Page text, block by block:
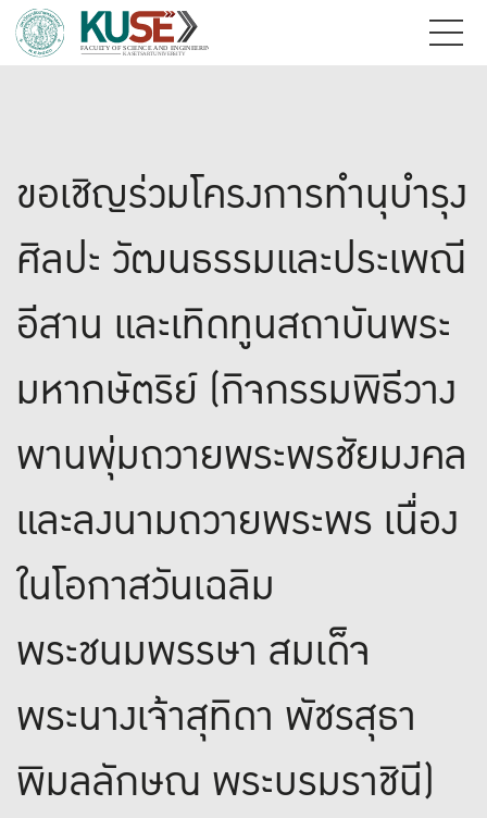
ขอเชิญร่วมโครงการทำนุบำรุง
ศิลปะ วัฒนธรรมและประเพณี
อีสาน และเทิดทูนสถาบันพระ
มหากษัตริย์ (กิจกรรมพิธีวาง
พานพุ่มถวายพระพรชัยมงคล
และลงนามถวายพระพร เนื่อง
ในโอกาสวันเฉลิม
พระชนมพรรษา สมเด็จ
พระนางเจ้าสุทิดา พัชรสุธา
พิมลลักษณ พระบรมราชินี)